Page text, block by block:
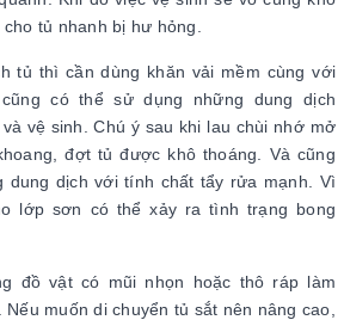
tủ nhanh bị hư hỏng.
tủ thì cần dùng khăn vải mềm cùng với
có thể sử dụng những dung dịch
vệ sinh. Chú ý sau khi lau chùi nhớ mở
đợt tủ được khô thoáng. Và cũng
dung dịch với tính chất tẩy rửa mạnh. Vì
lớp sơn có thể xảy ra tình trạng bong
đồ vật có mũi nhọn hoặc thô ráp làm
muốn di chuyển tủ sắt nên nâng cao,